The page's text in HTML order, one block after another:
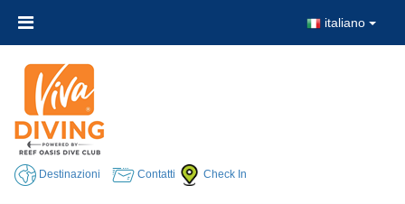
italiano
Destinazioni Contatti Check In